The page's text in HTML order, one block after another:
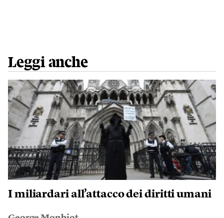
Leggi anche
I miliardari all’attacco dei diritti umani